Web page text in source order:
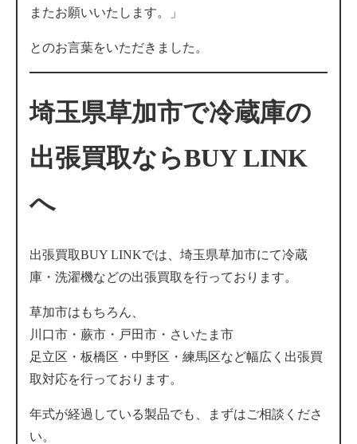
またお願いいたします。」
とのお言葉をいただきました。
埼玉県草加市で冷蔵庫の
出張買取ならBUY LINK
へ
出張買取BUY LINKでは、埼玉県草加市にて冷蔵
庫・洗濯機などの出張買取を行っております。
草加市はもちろん、
川口市・蕨市・戸田市・さいたま市
足立区・板橋区・中野区・練馬区など幅広く出張買
取対応を行っております。
年式が経過している製品でも、まずはご相談くださ
い。